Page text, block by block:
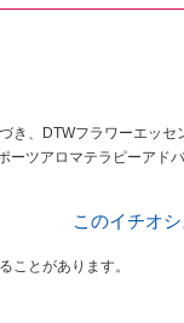
、DTWフラワーエッセ
ツアロマテラピーアド
このイチオ
とがあります。